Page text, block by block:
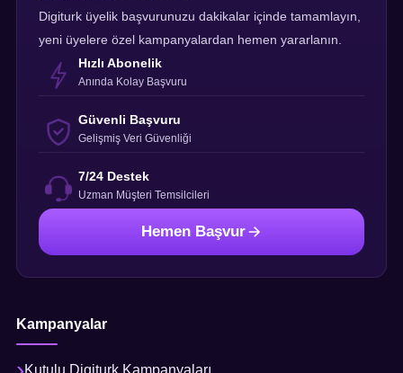
Digiturk üyelik başvurunuzu dakikalar içinde tamamlayın,
yeni üyelere özel kampanyalardan hemen yararlanın.
Hızlı Abonelik
Anında Kolay Başvuru
Güvenli Başvuru
Gelişmiş Veri Güvenliği
7/24 Destek
Uzman Müşteri Temsilcileri
Hemen Başvur
Kampanyalar
Kutulu Digiturk Kampanyaları